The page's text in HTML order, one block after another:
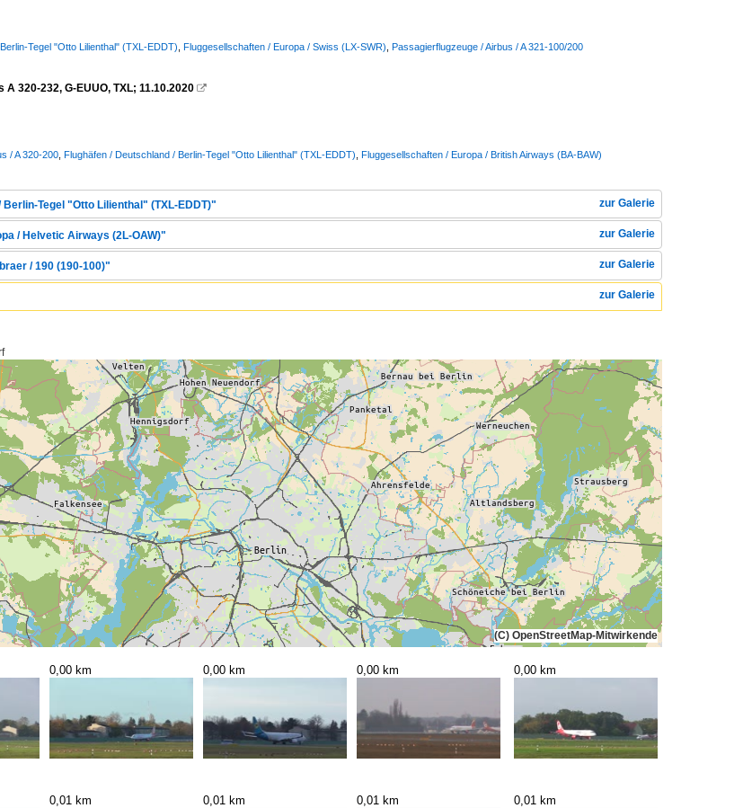
Tegel "Otto Lilienthal" (TXL-EDDT) Fluggesellschaften / Europa / Swiss (LX-SWR) Passagierflugzeuge / Airbus / A 321-100/200
320-232, G-EUUO, TXL; 11.10.2020 
/ A 320-200 Flughäfen / Deutschland / Berlin-Tegel "Otto Lilienthal" (TXL-EDDT) Fluggesellschaften / Europa / British Airways (BA-BAW)
zur Galerie
Tegel "Otto Lilienthal" (TXL-EDDT)"
zur Galerie
/ Helvetic Airways (2L-OAW)"
zur Galerie
/ 190 (190-100)"
zur Galerie
(C) OpenStreetMap-Mitwirkende
0,00 km 0,00 km 0,00 km 0,00 km
0,01 km 0,01 km 0,01 km 0,01 km